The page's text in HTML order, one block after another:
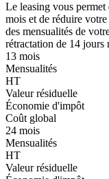
Le leasing vous
mois et de réduire
des mensualités de
rétractation de 14 jours
13 mois
Mensualités
HT
Valeur résiduelle
Économie d'impôt
Coût global
24 mois
Mensualités
HT
Valeur résiduelle